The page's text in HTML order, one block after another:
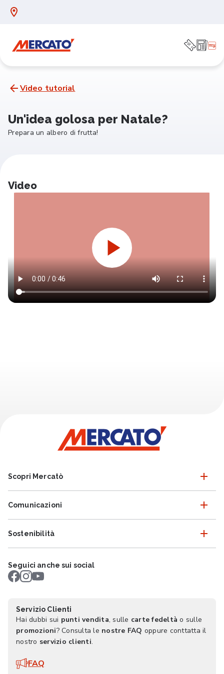
Video tutorial
Un'idea golosa per Natale?
Prepara un albero di frutta!
Video
Scopri Mercatò
Comunicazioni
Sostenibilità
Seguici anche sui social
Servizio Clienti
Hai dubbi sui punti vendita, sulle carte fedeltà o sulle
promozioni? Consulta le nostre FAQ oppure conttatta il
nostro servizio clienti.
FAQ